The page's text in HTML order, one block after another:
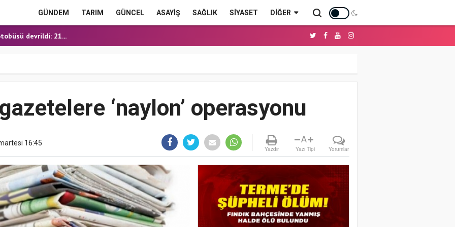
GÜNDEM TARIM GÜNCEL ASAYİŞ SAĞLIK SİYASET DIĞER
HEYECANI
İÇİN İLK KAZ...
devrildi: 21...
YOL YATIRIML...
HALDE ÖLÜ BULUN...
HEYECANI
İÇİN İLK KAZ...
‘naylon’ operasyonu
16:45
Yazdır
A
Yazı Tipi Yorumlar